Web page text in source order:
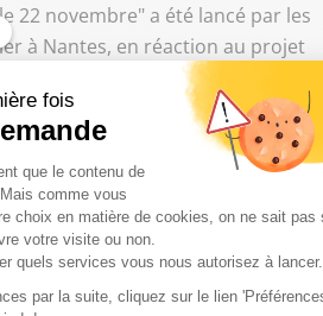
22 novembre" a été lancé par les
à Nantes, en réaction au projet
mort sur le site du barrage de
entre les
personnes à partir de 14 heures.
à 11 heures et sera organisé par
FSU, Solidaires. Le second